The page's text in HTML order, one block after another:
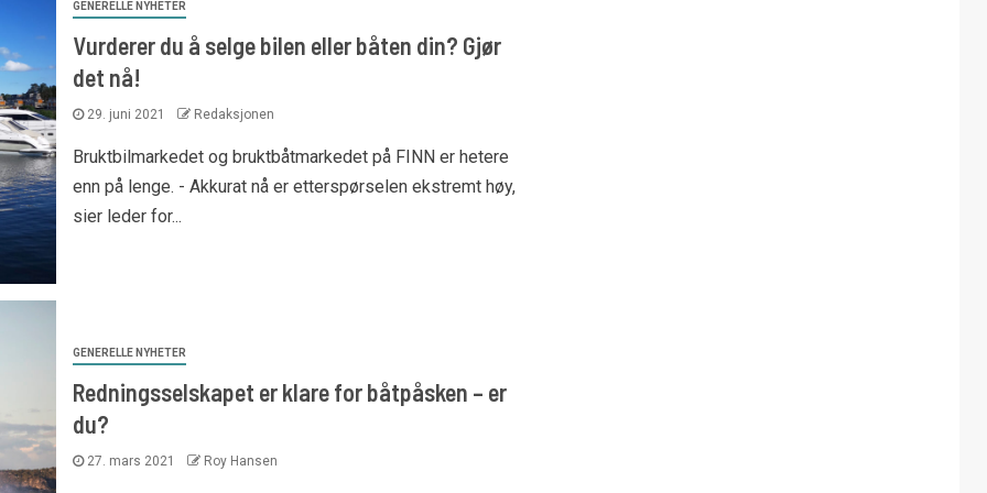
GENERELLE NYHETER
Vurderer du å selge bilen eller båten din? Gjør
det nå!
29. juni 2021 Redaksjonen
Bruktbilmarkedet og bruktbåtmarkedet på FINN er hetere
enn på lenge. - Akkurat nå er etterspørselen ekstremt høy,
sier leder for...
GENERELLE NYHETER
Redningsselskapet er klare for båtpåsken – er
du?
27. mars 2021 Roy Hansen